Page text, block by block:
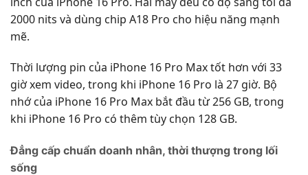
2000 nits và dùng chip A18 Pro cho hiệu năng mạnh
mẽ.
Thời lượng pin của iPhone 16 Pro Max tốt hơn với 33
giờ xem video, trong khi iPhone 16 Pro là 27 giờ. Bộ
nhớ của iPhone 16 Pro Max bắt đầu từ 256 GB, trong
khi iPhone 16 Pro có thêm tùy chọn 128 GB.
Đẳng cấp chuẩn doanh nhân, thời thượng trong lối
sống